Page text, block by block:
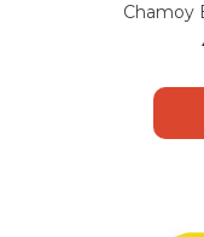
Chamoy